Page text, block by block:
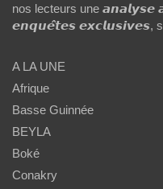
nos lecteurs une
𝙚𝙣𝙦𝙪𝙚̂𝙩𝙚𝙨 𝙚𝙭𝙘𝙡𝙪𝙨𝙞𝙫𝙚𝙨,
A LA UNE
Afrique
Basse Guinnée
BEYLA
Boké
Conakry